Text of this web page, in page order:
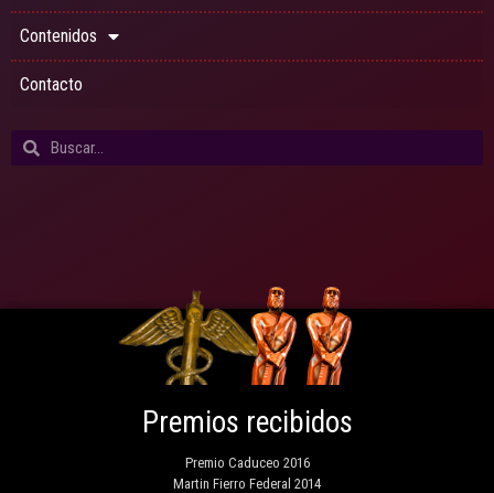
Contenidos
Contacto
Premios recibidos
Premio Caduceo 2016
Martin Fierro Federal 2014